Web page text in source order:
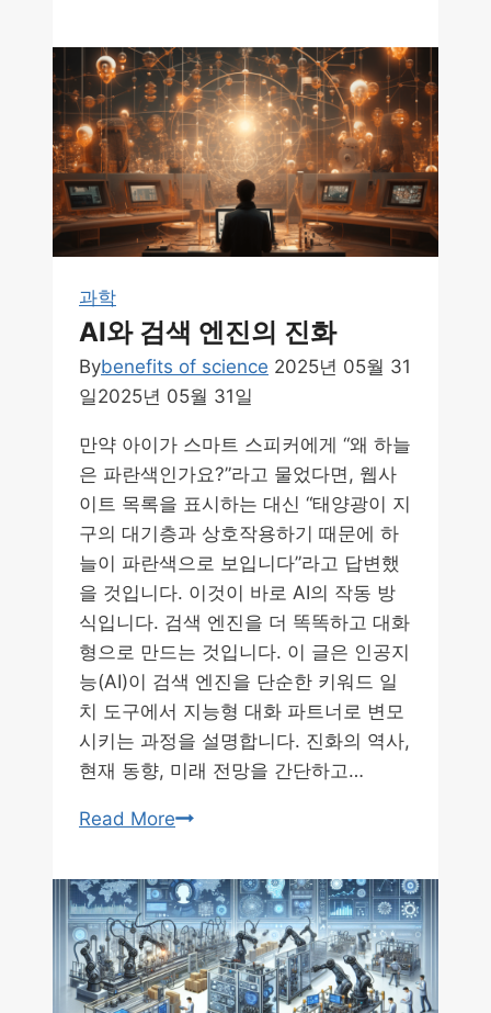
창
의
성:
친
구
인
가,
적
과학
AI와 검색 엔진의 진화
Bybenefits of science 2025년 05월 31
일2025년 05월 31일
만약 아이가 스마트 스피커에게 “왜 하늘
은 파란색인가요?”라고 물었다면, 웹사
이트 목록을 표시하는 대신 “태양광이 지
구의 대기층과 상호작용하기 때문에 하
늘이 파란색으로 보입니다”라고 답변했
을 것입니다. 이것이 바로 AI의 작동 방
식입니다. 검색 엔진을 더 똑똑하고 대화
형으로 만드는 것입니다. 이 글은 인공지
능(AI)이 검색 엔진을 단순한 키워드 일
치 도구에서 지능형 대화 파트너로 변모
시키는 과정을 설명합니다. 진화의 역사,
현재 동향, 미래 전망을 간단하고…
Read MoreAI
검
색
엔
진
의